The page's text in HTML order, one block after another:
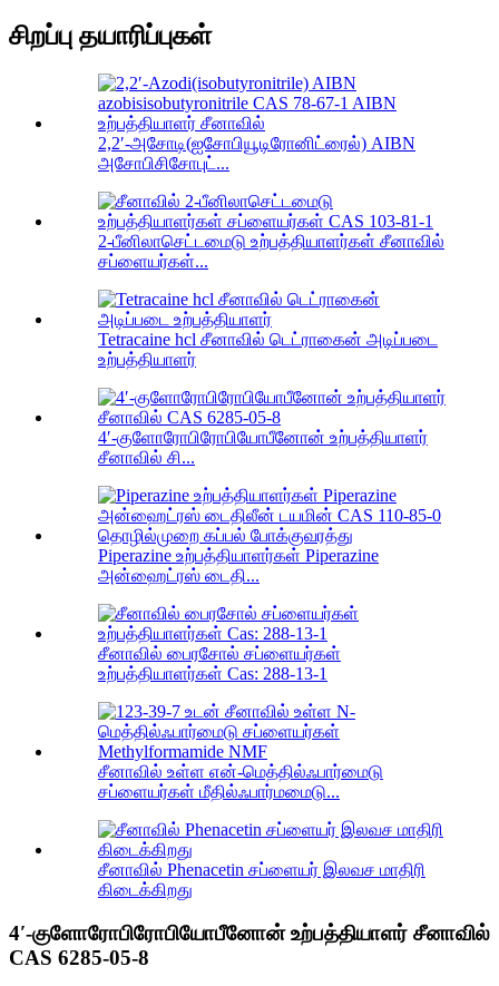
சிறப்பு தயாரிப்புகள்
2,2′-அசோடி(ஐசோபியூடிரோனிட்ரைல்) AIBN
அசோபிசிசோபுட்...
2-பீனிலாசெட்டமைடு உற்பத்தியாளர்கள் சீனாவில்
சப்ளையர்கள்...
Tetracaine hcl சீனாவில் டெட்ராகைன் அடிப்படை
உற்பத்தியாளர்
4′-குளோரோபிரோபியோபீனோன் உற்பத்தியாளர்
சீனாவில் சி...
Piperazine உற்பத்தியாளர்கள் Piperazine
அன்ஹைட்ரஸ் டைதி...
சீனாவில் பைரசோல் சப்ளையர்கள்
உற்பத்தியாளர்கள் Cas: 288-13-1
சீனாவில் உள்ள என்-மெத்தில்ஃபார்மைடு
சப்ளையர்கள் மீதில்ஃபார்மமைடு...
சீனாவில் Phenacetin சப்ளையர் இலவச மாதிரி
கிடைக்கிறது
4′-குளோரோபிரோபியோபீனோன் உற்பத்தியாளர் சீனாவில்
CAS 6285-05-8